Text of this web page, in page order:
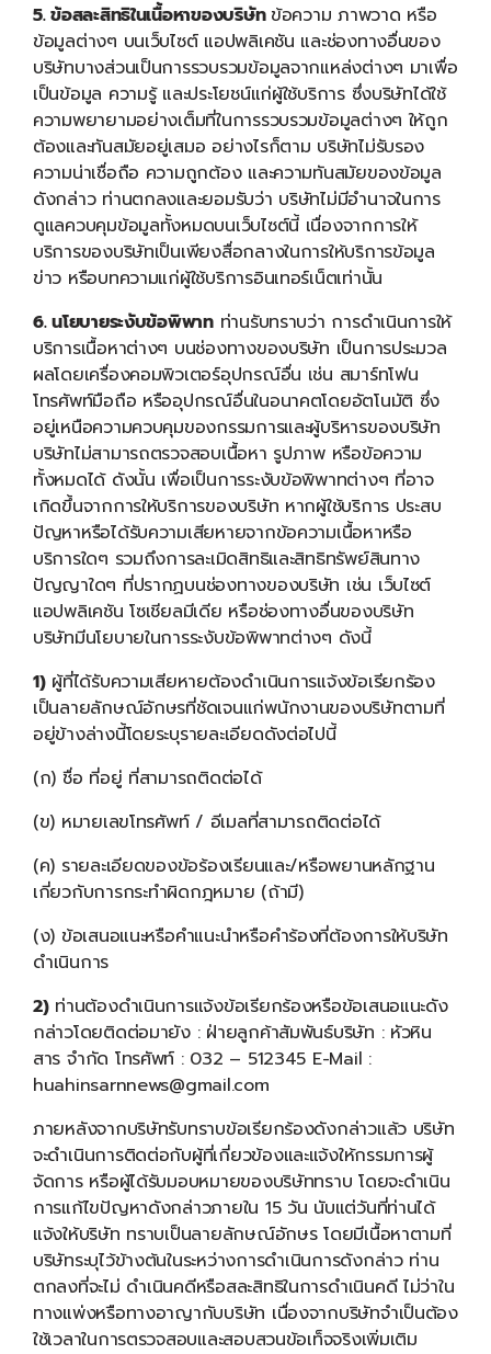
5. ข้อสละสิทธิในเนื้อหาของบริษัท ข้อความ ภาพวาด หรือ
ข้อมูลต่างๆ บนเว็บไซต์ แอปพลิเคชัน และช่องทางอื่นของ
บริษัทบางส่วนเป็นการรวบรวมข้อมูลจากแหล่งต่างๆ มาเพื่อ
เป็นข้อมูล ความรู้ และประโยชน์แก่ผู้ใช้บริการ ซึ่งบริษัทได้ใช้
ความพยายามอย่างเต็มที่ในการรวบรวมข้อมูลต่างๆ ให้ถูก
ต้องและทันสมัยอยู่เสมอ อย่างไรก็ตาม บริษัทไม่รับรอง
ความน่าเชื่อถือ ความถูกต้อง และความทันสมัยของข้อมูล
ดังกล่าว ท่านตกลงและยอมรับว่า บริษัทไม่มีอำนาจในการ
ดูแลควบคุมข้อมูลทั้งหมดบนเว็บไซต์นี้ เนื่องจากการให้
บริการของบริษัทเป็นเพียงสื่อกลางในการให้บริการข้อมูล
ข่าว หรือบทความแก่ผู้ใช้บริการอินเทอร์เน็ตเท่านั้น
6. นโยบายระงับข้อพิพาทท่านรับทราบว่า การดำเนินการให้
บริการเนื้อหาต่างๆ บนช่องทางของบริษัท เป็นการประมวล
ผลโดยเครื่องคอมพิวเตอร์อุปกรณ์อื่น เช่น สมาร์ทโฟน
โทรศัพท์มือถือ หรืออุปกรณ์อื่นในอนาคตโดยอัตโนมัติ ซึ่ง
อยู่เหนือความควบคุมของกรรมการและผู้บริหารของบริษัท
บริษัทไม่สามารถตรวจสอบเนื้อหา รูปภาพ หรือข้อความ
ทั้งหมดได้ ดังนั้น เพื่อเป็นการระงับข้อพิพาทต่างๆ ที่อาจ
เกิดขึ้นจากการให้บริการของบริษัท หากผู้ใช้บริการ ประสบ
ปัญหาหรือได้รับความเสียหายจากข้อความเนื้อหาหรือ
บริการใดๆ รวมถึงการละเมิดสิทธิและสิทธิทรัพย์สินทาง
ปัญญาใดๆ ที่ปรากฏบนช่องทางของบริษัท เช่น เว็บไซต์
แอปพลิเคชัน โซเชียลมีเดีย หรือช่องทางอื่นของบริษัท
บริษัทมีนโยบายในการระงับข้อพิพาทต่างๆ ดังนี้
1)ผู้ที่ได้รับความเสียหายต้องดำเนินการแจ้งข้อเรียกร้อง
เป็นลายลักษณ์อักษรที่ชัดเจนแก่พนักงานของบริษัทตามที่
อยู่ข้างล่างนี้โดยระบุรายละเอียดดังต่อไปนี้
(ก) ชื่อ ที่อยู่ ที่สามารถติดต่อได้
(ข) หมายเลขโทรศัพท์ / อีเมลที่สามารถติดต่อได้
(ค) รายละเอียดของข้อร้องเรียนและ/หรือพยานหลักฐาน
เกี่ยวกับการกระทำผิดกฎหมาย (ถ้ามี)
(ง) ข้อเสนอแนะหรือคำแนะนำหรือคำร้องที่ต้องการให้บริษัท
ดำเนินการ
2)ท่านต้องดำเนินการแจ้งข้อเรียกร้องหรือข้อเสนอแนะดัง
กล่าวโดยติดต่อมายัง : ฝ่ายลูกค้าสัมพันธ์บริษัท : หัวหิน
สาร จำกัด โทรศัพท์ : 032 – 512345 E-Mail :
huahinsarnnews@gmail.com
ภายหลังจากบริษัทรับทราบข้อเรียกร้องดังกล่าวแล้ว บริษัท
จะดำเนินการติดต่อกับผู้ที่เกี่ยวข้องและแจ้งให้กรรมการผู้
จัดการ หรือผู้ได้รับมอบหมายของบริษัททราบ โดยจะดำเนิน
การแก้ไขปัญหาดังกล่าวภายใน 15 วัน นับแต่วันที่ท่านได้
แจ้งให้บริษัท ทราบเป็นลายลักษณ์อักษร โดยมีเนื้อหาตามที่
บริษัทระบุไว้ข้างต้นในระหว่างการดำเนินการดังกล่าว ท่าน
ตกลงที่จะไม่ ดำเนินคดีหรือสละสิทธิในการดำเนินคดี ไม่ว่าใน
ทางแพ่งหรือทางอาญากับบริษัท เนื่องจากบริษัทจำเป็นต้อง
ใช้เวลาในการตรวจสอบและสอบสวนข้อเท็จจริงเพิ่มเติม